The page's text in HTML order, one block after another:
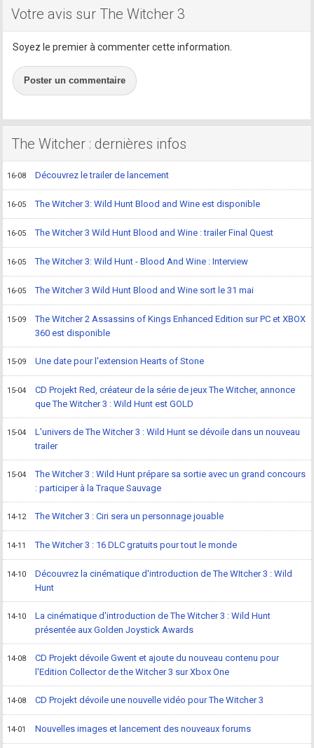
Votre avis sur The Witcher 3
Soyez le premier à commenter cette information.
Poster un commentaire
The Witcher : dernières infos
16-08 Découvrez le trailer de lancement
16-05 The Witcher 3: Wild Hunt Blood and Wine est disponible
16-05 The Witcher 3 Wild Hunt Blood and Wine : trailer Final Quest
16-05 The Witcher 3: Wild Hunt - Blood And Wine : Interview
16-05 The Witcher 3 Wild Hunt Blood and Wine sort le 31 mai
15-09
The Witcher 2 Assassins of Kings Enhanced Edition sur PC et XBOX
360 est disponible
15-09 Une date pour l'extension Hearts of Stone
15-04
CD Projekt Red, créateur de la série de jeux The Witcher, annonce
que The Witcher 3 : Wild Hunt est GOLD
15-04
L'univers de The Witcher 3 : Wild Hunt se dévoile dans un nouveau
trailer
15-04
The Witcher 3 : Wild Hunt prépare sa sortie avec un grand concours
: participer à la Traque Sauvage
14-12 The Witcher 3 : Ciri sera un personnage jouable
14-11 The Witcher 3 : 16 DLC gratuits pour tout le monde
14-10
Découvrez la cinématique d'introduction de The WItcher 3 : Wild
Hunt
14-10
La cinématique d'introduction de The Witcher 3 : Wild Hunt
présentée aux Golden Joystick Awards
14-08
CD Projekt dévoile Gwent et ajoute du nouveau contenu pour
l'Edition Collector de the Witcher 3 sur Xbox One
14-08 CD Projekt dévoile une nouvelle vidéo pour The Witcher 3
14-01 Nouvelles images et lancement des nouveaux forums